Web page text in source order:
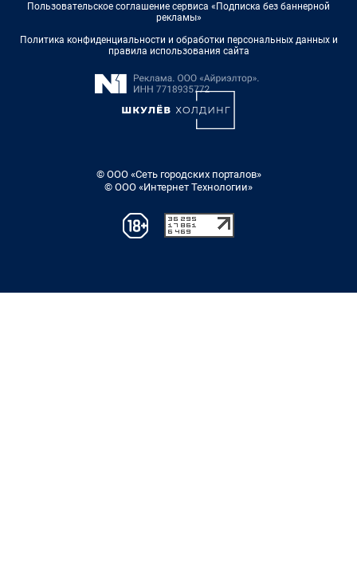
Пользовательское соглашение сервиса «Подписка без баннерной
рекламы»
Политика конфиденциальности и обработки персональных данных и
правила использования сайта
© ООО «Сеть городских порталов»
© ООО «Интернет Технологии»